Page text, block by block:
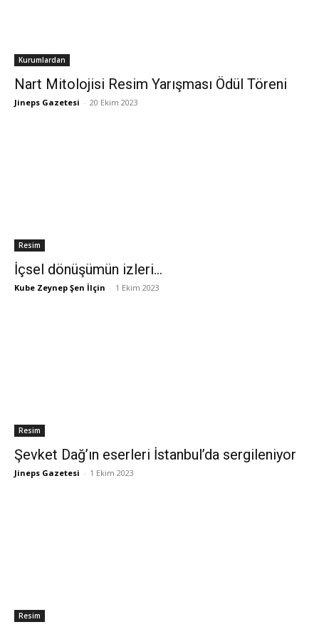
Kurumlardan
Nart Mitolojisi Resim Yarışması Ödül Töreni
Jineps Gazetesi - 20 Ekim 2023
Resim
İçsel dönüşümün izleri…
Kube Zeynep Şen İlçin - 1 Ekim 2023
Resim
Şevket Dağ’ın eserleri İstanbul’da sergileniyor
Jineps Gazetesi - 1 Ekim 2023
Resim